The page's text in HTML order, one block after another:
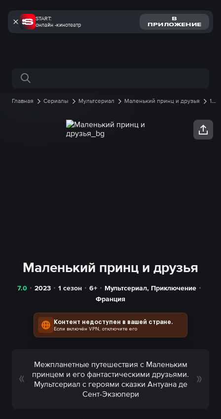
START:
онлайн -кинотеатр
В
ПРИЛОЖЕНИЕ
Поиск по сайту
Главная Сериалы Мультсериал Маленький принц и друзья
1
Маленький принц и друзья
7.0 2023 1 сезон 6+ Мультсериал, Приключение
Франция
Контент недоступен в вашей стране.
Если включён VPN, отключите его
Межпланетные путешествия с Маленьким
принцем и его фантастическими друзьями.
Мультсериал с героями сказки Антуана де
Сент-Экзюпери